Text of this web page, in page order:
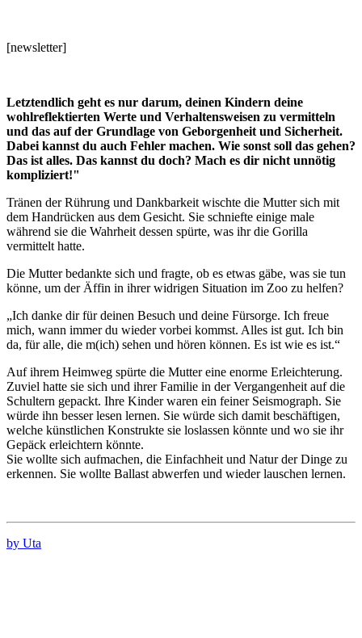
[newsletter]
Letztendlich geht es nur darum, deinen Kindern deine
wohlreflektierten Werte und Verhaltensweisen zu vermitteln
und das auf der Grundlage von Geborgenheit und Sicherheit.
Dabei kannst du auch Fehler machen. Wie sonst soll das gehen?
Das ist alles. Das kannst du doch? Mach es dir nicht unnötig
kompliziert!"
Tränen der Rührung und Dankbarkeit wischte die Mutter sich mit
dem Handrücken aus dem Gesicht. Sie schniefte einige male
während sie die Wahrheit dessen spürte, was ihr die Gorilla
vermittelt hatte.
Die Mutter bedankte sich und fragte, ob es etwas gäbe, was sie tun
könne, um der Äffin in ihrer widrigen Situation im Zoo zu helfen?
„Ich danke dir für deinen Besuch und deine Fürsorge. Ich freue
mich, wann immer du wieder vorbei kommst. Alles ist gut. Ich bin
da, für alle, die m(ich) sehen und hören können. Es ist wie es ist.“
Auf ihrem Heimweg spürte die Mutter eine enorme Erleichterung.
Zuviel hatte sie sich und ihrer Familie in der Vergangenheit auf die
Schultern gepackt. Ihre Kinder waren ein feiner Seismograph. Sie
würde ihn besser lesen lernen. Sie würde sich damit beschäftigen,
welche künstlichen Konstrukte sie loslassen könnte und wo sie ihr
Gepäck erleichtern könnte.
Sie wollte sich aufmachen, die Einfachheit und Natur der Dinge zu
erkennen. Sie wollte Ballast abwerfen und wieder lauschen lernen.
by Uta